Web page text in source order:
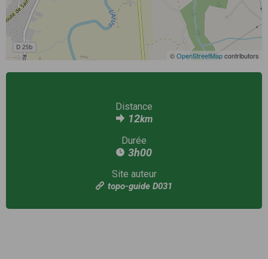
©OpenStreetMapcontributors
Distance
12km
Durée
3h00
Site auteur
topo-guide D031